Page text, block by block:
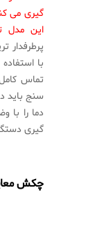
گیری می
این مدل
پرطرفدار
با
تماس
سنج
دما را با
گیری
چکش